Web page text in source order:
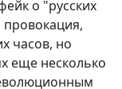
о "русских
провокация,
часов, но
еще несколько